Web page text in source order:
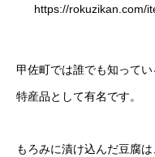
https://rokuzikan.com/
甲佐町では誰でも知って
特産品として有名です。
もろみに漬け込んだ豆腐